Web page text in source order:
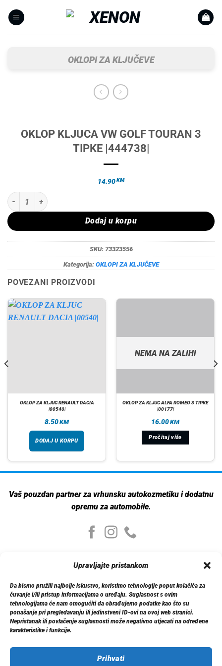
Upravljajte pristankom
Da bismo pružili najbolje iskustvo, koristimo tehnologije poput kolačića za
čuvanje i/ili pristup informacijama o uređaju. Suglasnost s ovim
tehnologijama će nam omogućiti da obrađujemo podatke kao što su
ponašanje pri pregledavanju ili jedinstveni ID-ovi na ovoj web stranici.
Nepristanak ili povlačenje suglasnosti može negativno utjecati na određene
karakteristike i funkcije.
Prihvati
OKLOPI ZA KLJUČEVE
OKLOP KLJUCA VW GOLF TOURAN 3
TIPKE |444738|
14.90KM
OKLOP KLJUCA VW GOLF TOURAN 3 TIPKE |444738| količina
Dodaj u korpu
SKU: 73323556
Kategorija: OKLOPI ZA KLJUČEVE
POVEZANI PROIZVODI
OKLOP ZA KLJUC RENAULT DACIA
|00540|
8.50KM
DODAJ U KORPU
NEMA NA ZALIHI
OKLOP ZA KLJUC ALFA ROMEO 3 TIPKE
|00177|
16.00KM
Pročitaj više
Vaš pouzdan partner za vrhunsku autokozmetiku i dodatnu
opremu za automobile.
Moj nalog
Moj nalog
Moje narudžbe
Detalji računa
Log out
Informacije
Politika privatnosti